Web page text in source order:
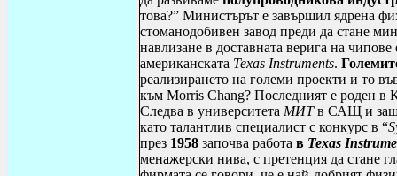
това?” Министърът е завършил ядрена
стоманодобивен завод преди да стане
навлизане в доставната верига на
американската Texas Instruments.
реализирането на големи проекти и то
към Morris Chang? Последният е роден
Следва в университета МИТв САЩ и
като талантлив специалист с конкурс в “
през 1958 започва работа в Texas
менажерски нива, с претенция да стане